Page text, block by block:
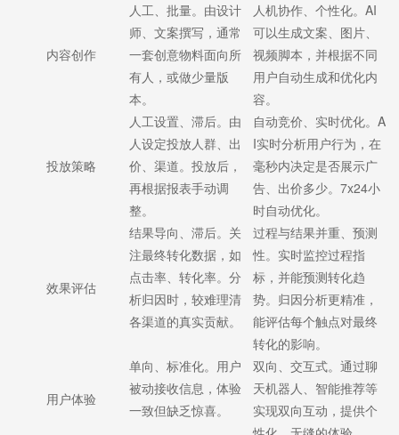
内容创作
人工、批量。由设计
师、文案撰写，通常
一套创意物料面向所
有人，或做少量版
本。
人机协作、个性化。AI
可以生成文案、图片、
视频脚本，并根据不同
用户自动生成和优化内
容。
投放策略
人工设置、滞后。由
人设定投放人群、出
价、渠道。投放后，
再根据报表手动调
整。
自动竞价、实时优化。A
I实时分析用户行为，在
毫秒内决定是否展示广
告、出价多少。7x24小
时自动优化。
效果评估
结果导向、滞后。关
注最终转化数据，如
点击率、转化率。分
析归因时，较难理清
各渠道的真实贡献。
过程与结果并重、预测
性。实时监控过程指
标，并能预测转化趋
势。归因分析更精准，
能评估每个触点对最终
转化的影响。
用户体验
单向、标准化。用户
被动接收信息，体验
一致但缺乏惊喜。
双向、交互式。通过聊
天机器人、智能推荐等
实现双向互动，提供个